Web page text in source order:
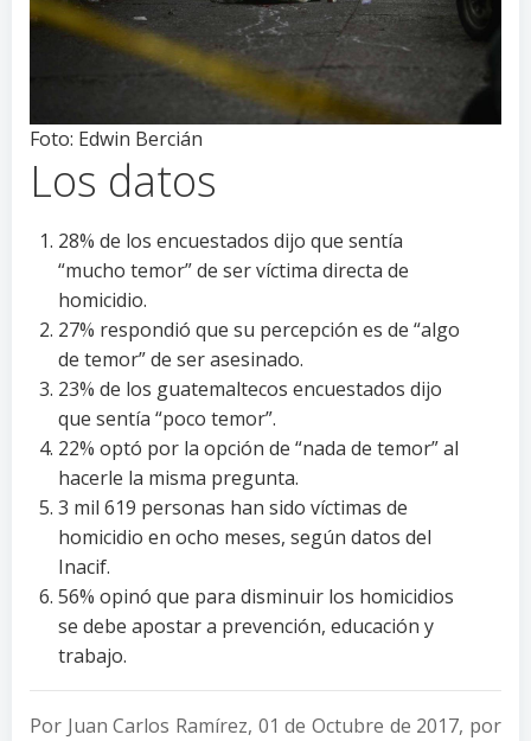
Foto: Edwin Bercián
Los datos
28% de los encuestados dijo que sentía
“mucho temor” de ser víctima directa de
homicidio.
27% respondió que su percepción es de “algo
de temor” de ser asesinado.
23% de los guatemaltecos encuestados dijo
que sentía “poco temor”.
22% optó por la opción de “nada de temor” al
hacerle la misma pregunta.
3 mil 619 personas han sido víctimas de
homicidio en ocho meses, según datos del
Inacif.
56% opinó que para disminuir los homicidios
se debe apostar a prevención, educación y
trabajo.
Por Juan Carlos Ramírez, 01 de Octubre de 2017, por